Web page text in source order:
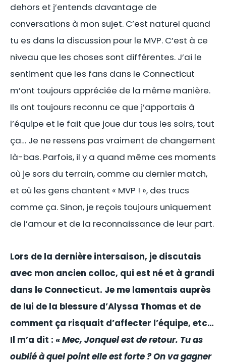
dehors et j’entends davantage de
conversations à mon sujet. C’est naturel quand
tu es dans la discussion pour le MVP. C’est à ce
niveau que les choses sont différentes. J’ai le
sentiment que les fans dans le Connecticut
m’ont toujours appréciée de la même manière.
Ils ont toujours reconnu ce que j’apportais à
l’équipe et le fait que joue dur tous les soirs, tout
ça… Je ne ressens pas vraiment de changement
là-bas. Parfois, il y a quand même ces moments
où je sors du terrain, comme au dernier match,
et où les gens chantent « MVP ! », des trucs
comme ça. Sinon, je reçois toujours uniquement
de l’amour et de la reconnaissance de leur part.
Lors de la dernière intersaison, je discutais
avec mon ancien colloc, qui est né et à grandi
dans le Connecticut. Je me lamentais auprès
de lui de la blessure d’Alyssa Thomas et de
comment ça risquait d’affecter l’équipe, etc…
Il m’a dit : « Mec, Jonquel est de retour. Tu as
oublié à quel point elle est forte ? On va gagner